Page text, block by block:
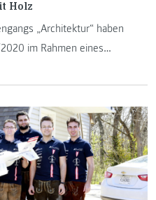
Holz
„Architektur“ haben
im Rahmen eines
den 1960er Jahren